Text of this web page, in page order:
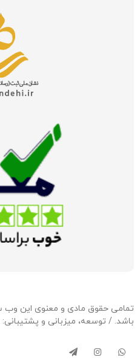
باشد. / توسعه، میزبانی و پشتیبانی: